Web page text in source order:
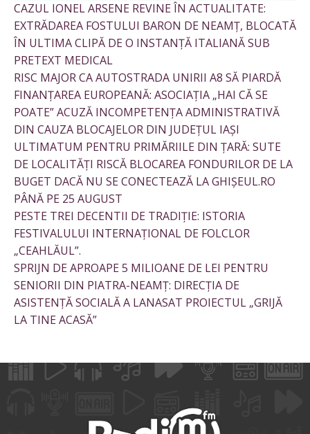
CAZUL IONEL ARSENE REVINE ÎN ACTUALITATE:
EXTRĂDAREA FOSTULUI BARON DE NEAMȚ, BLOCATĂ
ÎN ULTIMA CLIPĂ DE O INSTANȚĂ ITALIANĂ SUB
PRETEXT MEDICAL
RISC MAJOR CA AUTOSTRADA UNIRII A8 SĂ PIARDĂ
FINANȚAREA EUROPEANĂ: ASOCIAȚIA „HAI CĂ SE
POATE” ACUZĂ INCOMPETENȚA ADMINISTRATIVĂ
DIN CAUZA BLOCAJELOR DIN JUDEȚUL IAȘI
ULTIMATUM PENTRU PRIMĂRIILE DIN ȚARĂ: SUTE
DE LOCALITĂȚI RISCĂ BLOCAREA FONDURILOR DE LA
BUGET DACĂ NU SE CONECTEAZĂ LA GHIȘEUL.RO
PÂNĂ PE 25 AUGUST
PESTE TREI DECENTII DE TRADIȚIE: ISTORIA
FESTIVALULUI INTERNAȚIONAL DE FOLCLOR
„CEAHLĂUL”.
SPRIJN DE APROAPE 5 MILIOANE DE LEI PENTRU
SENIORII DIN PIATRA-NEAMȚ: DIRECȚIA DE
ASISTENȚĂ SOCIALĂ A LANASAT PROIECTUL „GRIJĂ
LA TINE ACASĂ”